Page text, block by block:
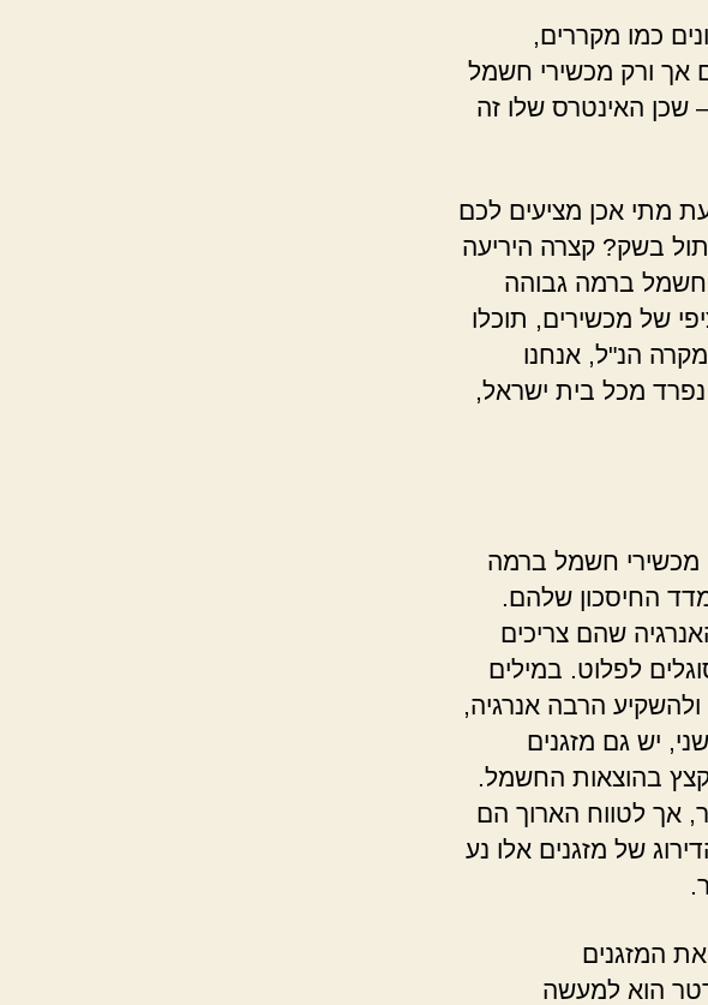
כמו מקררים,
אך ורק מכשירי חשמל
שכן האינטרס שלו זה
מתי אכן מציעים לכם
בשק? קצרה היריעה
חשמל ברמה גבוהה
של מכשירים, תוכלו
הנ"ל, אנחנו
מכל בית ישראל,
חשמל ברמה
החיסכון שלהם.
שהם צריכים
לפלוט. במילים
הרבה אנרגיה,
יש גם מזגנים
בהוצאות החשמל.
אך לטווח הארוך הם
של מזגנים אלו נע
את המזגנים
הוא למעשה